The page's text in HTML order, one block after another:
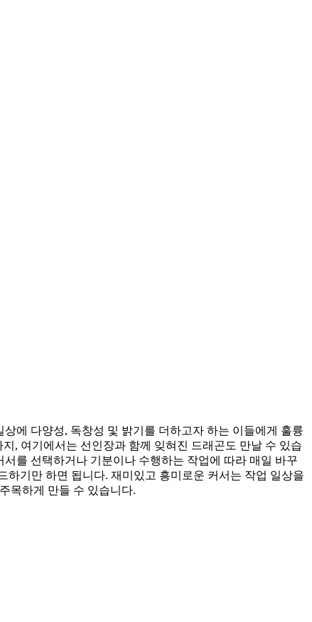
에 다양성, 독창성 및 밝기를 더하고자 하는 이들에게 훌륭
, 여기에서는 선인장과 함께 잊혀진 드래곤도 만날 수 있습
를 선택하거나 기분이나 수행하는 작업에 따라 매일 바꾸
기만 하면 됩니다. 재미있고 흥미로운 커서는 작업 일상을
목하게 만들 수 있습니다.